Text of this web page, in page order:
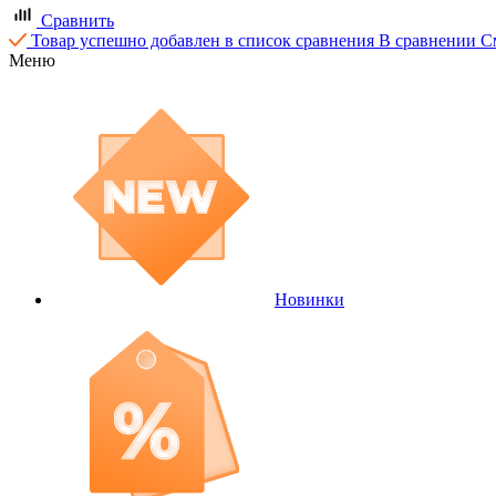
Сравнить
Товар успешно добавлен в список сравнения В сравнении
Меню
Новинки